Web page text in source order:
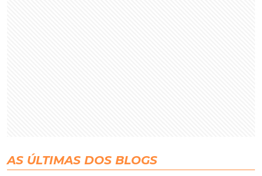
AS ÚLTIMAS DOS BLOGS